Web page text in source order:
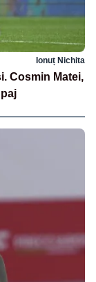
Ionuț Nichita
Cosmin Matei,